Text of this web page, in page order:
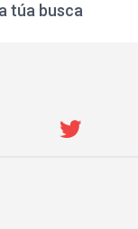
túa busca